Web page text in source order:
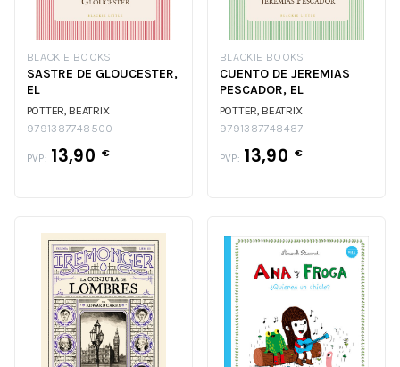
BLACKIE BOOKS
SASTRE DE GLOUCESTER,
EL
POTTER, BEATRIX
9791387748500
PVP: 13,90 €
BLACKIE BOOKS
CUENTO DE JEREMIAS
PESCADOR, EL
POTTER, BEATRIX
9791387748487
PVP: 13,90 €